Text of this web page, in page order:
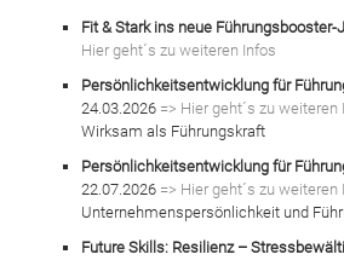
Fit & Stark ins neue Führungsbooster-
Hier geht´s zu weiteren Infos
Persönlichkeitsentwicklung für
24.03.2026 => Hier geht´s zu weiteren
Wirksam als Führungskraft
Persönlichkeitsentwicklung für
22.07.2026 => Hier geht´s zu weiteren
Unternehmenspersönlichkeit und
Future Skills: Resilienz –